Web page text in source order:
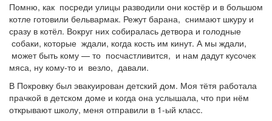
Помню, как посреди улицы разводили они костёр и в большом
котле готовили бельвармак. Режут барана, снимают шкуру и
сразу в котёл. Вокруг них собиралась детвора и голодные
собаки, которые ждали, когда кость им кинут. А мы ждали,
может быть кому — то посчастливится, и нам дадут кусочек
мяса, ну кому-то и везло, давали.
В Покровку был эвакуирован детский дом. Моя тётя работала
прачкой в детском доме и когда она услышала, что при нём
открывают школу, меня отправили в 1-ый класс.